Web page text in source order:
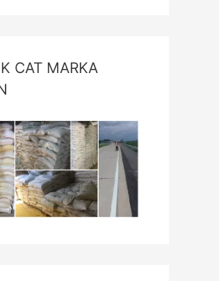
CAT MARKA